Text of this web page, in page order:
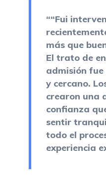
““Fui
más que
El trato de
admisión
y cercano.
crearon una
confianza
sentir
todo el
experiencia